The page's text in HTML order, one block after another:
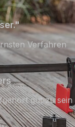
Verfahren
gut zu sein